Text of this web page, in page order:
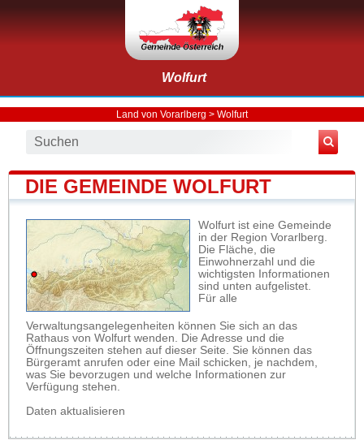
Wolfurt
Land von Vorarlberg > Wolfurt
DIE GEMEINDE WOLFURT
Wolfurt ist eine Gemeinde
in der Region Vorarlberg.
Die Fläche, die
Einwohnerzahl und die
wichtigsten Informationen
sind unten aufgelistet.
Für alle
Verwaltungsangelegenheiten können Sie sich an das
Rathaus von Wolfurt wenden. Die Adresse und die
Öffnungszeiten stehen auf dieser Seite. Sie können das
Bürgeramt anrufen oder eine Mail schicken, je nachdem,
was Sie bevorzugen und welche Informationen zur
Verfügung stehen.
Daten aktualisieren